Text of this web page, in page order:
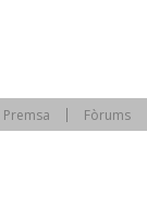
Premsa Fòrums